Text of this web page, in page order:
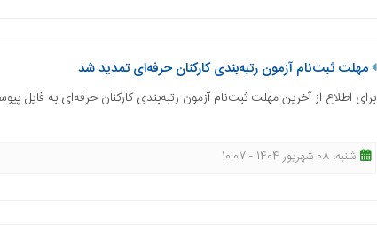
مهلت ثبت‌نام آزمون رتبه‌بندی کارکنان حرفه‌ای تمدید شد
برای اطلاع از آخرین مهلت ثبت‌نام آزمون رتبه‌بندی کارکنان حرفه‌ای به فایل
شنبه، 08 شهریور 1404 - 10:07